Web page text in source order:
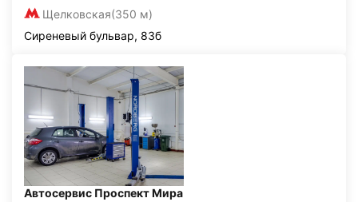
Щелковская(350 м)
Сиреневый бульвар, 83б
Автосервис Проспект Мира